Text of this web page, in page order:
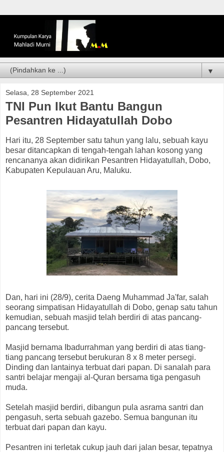
▼
Selasa, 28 September 2021
TNI Pun Ikut Bantu Bangun
Pesantren Hidayatullah Dobo
Hari itu, 28 September satu tahun yang lalu, sebuah kayu
besar ditancapkan di tengah-tengah lahan kosong yang
rencananya akan didirikan Pesantren Hidayatullah, Dobo,
Kabupaten Kepulauan Aru, Maluku.
Dan, hari ini (28/9), cerita Daeng Muhammad Ja'far, salah
seorang simpatisan Hidayatullah di Dobo, genap satu tahun
kemudian, sebuah masjid telah berdiri di atas pancang-
pancang tersebut.
Masjid bernama Ibadurrahman yang berdiri di atas tiang-
tiang pancang tersebut berukuran 8 x 8 meter persegi.
Dinding dan lantainya terbuat dari papan. Di sanalah para
santri belajar mengaji al-Quran bersama tiga pengasuh
muda.
Setelah masjid berdiri, dibangun pula asrama santri dan
pengasuh, serta sebuah gazebo. Semua bangunan itu
terbuat dari papan dan kayu.
Pesantren ini terletak cukup jauh dari jalan besar, tepatnya